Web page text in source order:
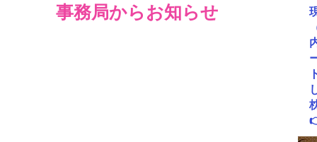
​事務局からお知らせ